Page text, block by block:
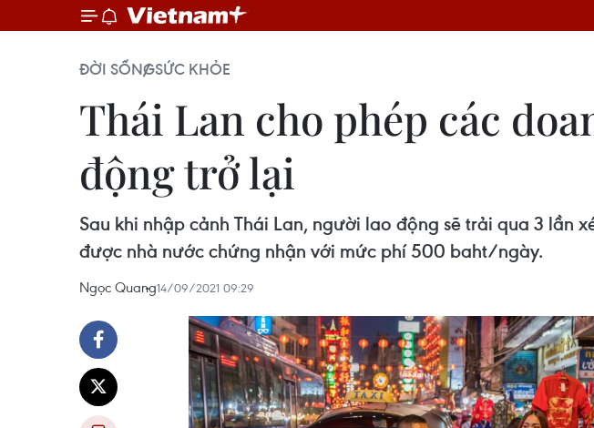
ĐỜI SỐNGSỨC KHỎE
Thái Lan cho phép các
động trở lại
Sau khi nhập cảnh Thái Lan, người lao động sẽ trải qua 3 lần
được nhà nước chứng nhận với mức phí 500 baht/ngày.
Ngọc Quang14/09/2021 09:29